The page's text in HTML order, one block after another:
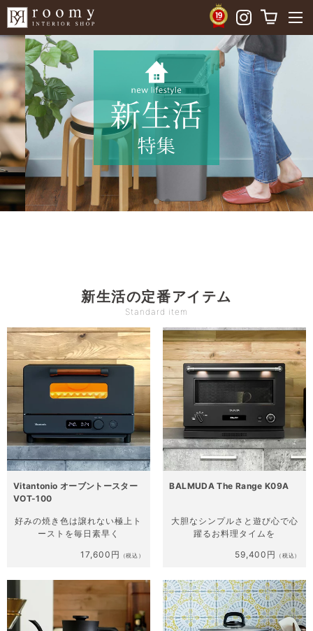
新生活の定番アイテム
Standard item
Vitantonio オーブントースター
VOT-100
好みの焼き色は譲れない極上ト
ーストを毎日素早く
17,600円
（税込）
BALMUDA The Range K09A
大胆なシンプルさと遊び心で心
躍るお料理タイムを
59,400円
（税込）